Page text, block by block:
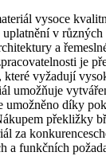
vysoce
v
a
je
vyžadují
umožňuje
umožněno díky
překližky
za
a funkčních